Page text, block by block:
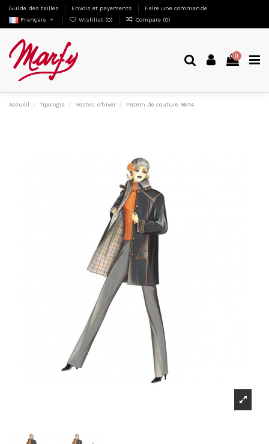
Guide des tailles Envois et payements
Faire une commande
Français
Wishlist (0) Compare (0)
0
Accueil Tipologia Vestes d'hiver Patron de couture 9674